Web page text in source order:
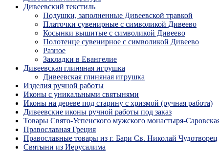
Дивеевский текстиль
Подушки, заполненные Дивеевской травкой
Платочки сувенирные с символикой Дивеево
Косынки вышитые с символикой Дивеево
Полотенце сувенирное с символикой Дивеево
Разное
Закладки в Евангелие
Дивеевская глиняная игрушка
Дивеевская глиняная игрушка
Изделия ручной работы
Иконы с уникальными святынями
Иконы на дереве под старину с хризмой (ручная работа)
Дивеевские иконы ручной работы под заказ
Товары Свято-Успенского мужского монастыря-
Православная Греция
Православные товары из г. Бари Св. Николай Чудотворец
Святыни из Иерусалима